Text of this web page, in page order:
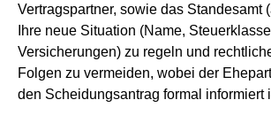
Vertragspartner, sowie das Standesamt
Ihre neue Situation (Name,
Versicherungen) zu regeln und
Folgen zu vermeiden, wobei der
den Scheidungsantrag formal informiert